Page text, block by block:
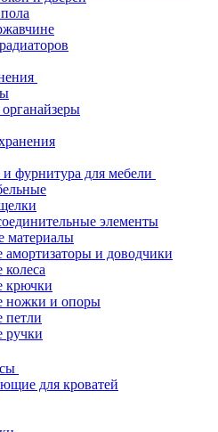
фурнитура для мебели
элементы
материалы
и доводчики
крючки
ножки и опоры
петли
ручки
для кроватей